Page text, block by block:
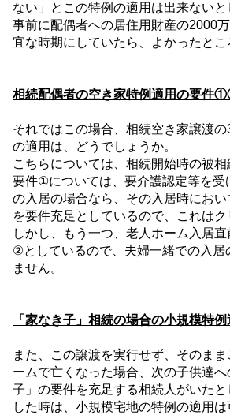
ない」とこの特例の適用は出来ないと
事前に配偶者への居住用財産の2000
宜な時期にしていたら、よかったとこ
相続配偶者の空き家特例適用の要件
それではこの場合、相続空き家譲渡の
の適用は、どうでしょうか。
こちらについては、相続開始時の被
要件①については、要介護認定等を
の入居の場合なら、その入居時にお
を要件充足としているので、これはク
しかし、もう一つ、老人ホーム入居
②としているので、夫婦一緒での入居
ません。
「家なき子」相続の場合の小規模特例
また、この譲渡を実行せず、そのま
ームで亡くなった場合、次の子供達
子」の要件を充足する相続人がいた
した時は、小規模宅地の特例の適用は